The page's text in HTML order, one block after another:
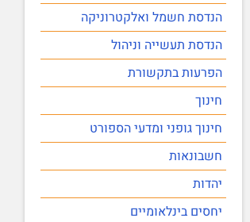
הנדסת חשמל ואלקטרוניקה
הנדסת תעשייה וניהול
הפרעות בתקשורת
חינוך
חינוך גופני ומדעי הספורט
חשבונאות
יהדות
יחסים בינלאומיים